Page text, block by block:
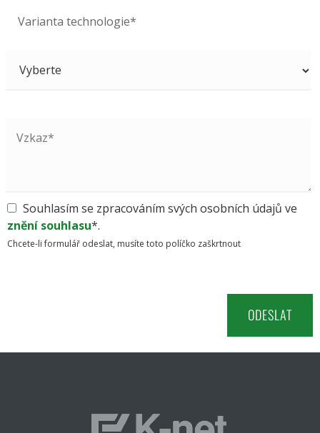
Varianta technologie*
Souhlasím se zpracováním svých osobních údajů ve
znění souhlasu*.
Chcete-li formulář odeslat, musíte toto políčko zaškrtnout